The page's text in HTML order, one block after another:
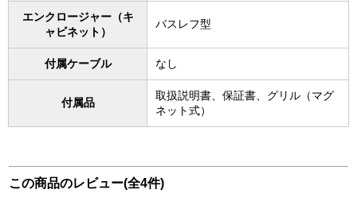
エンクロージャー（キ
ャビネット）
バスレフ型
付属ケーブル なし
付属品
取扱説明書、保証書、グリル（マグ
ネット式）
この商品のレビュー(全4件)